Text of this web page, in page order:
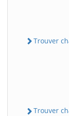
Trouver
Trouver